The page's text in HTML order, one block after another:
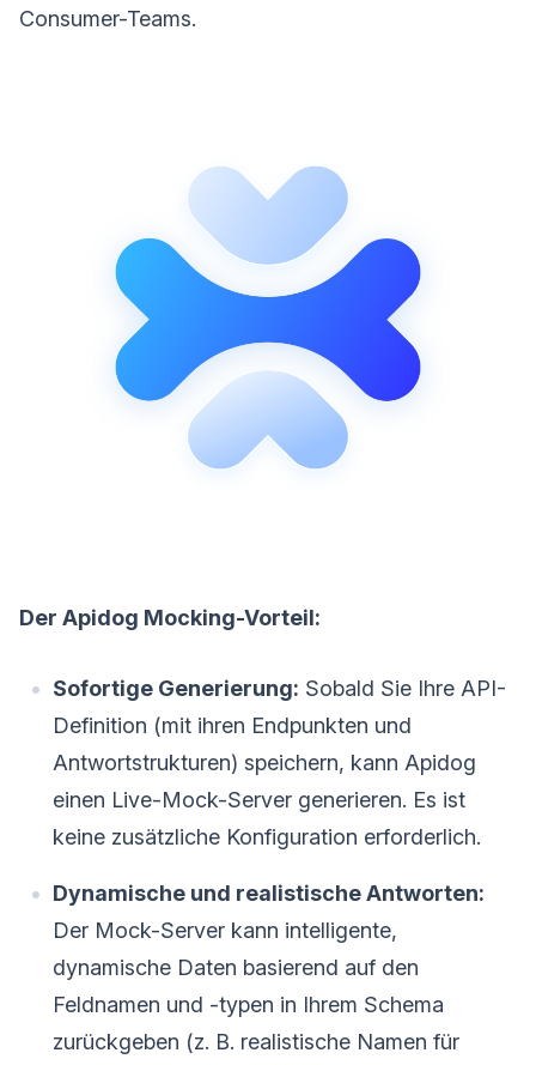
Consumer-Teams.
Der Apidog Mocking-Vorteil:
Sofortige Generierung: Sobald Sie Ihre API-
Definition (mit ihren Endpunkten und
Antwortstrukturen) speichern, kann Apidog
einen Live-Mock-Server generieren. Es ist
keine zusätzliche Konfiguration erforderlich.
Dynamische und realistische Antworten:
Der Mock-Server kann intelligente,
dynamische Daten basierend auf den
Feldnamen und -typen in Ihrem Schema
zurückgeben (z. B. realistische Namen für